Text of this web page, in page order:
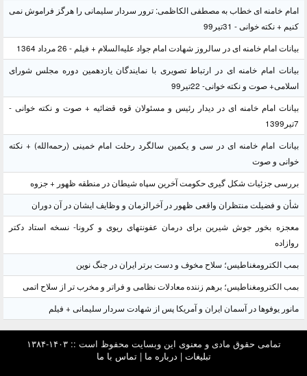
امام خامنه ای خطاب به مصطفی الکاظمی: ترور سردار سلیمانی را هرگز فراموش نمی
کنیم + نکته خوانی - 31تیر99
بیانات امام خامنه ای در سالروز شهادت امام جواد علیه‌السلام + فیلم - 26 مرداد 1364
بیانات امام خامنه ای در ارتباط تصویری با نمایندگان یازدهمین دوره مجلس شورای
اسلامی+ صوت و نکته خوانی- 22تیر99
بیانات امام خامنه ای در دیدار رئیس و مسئولان قوه قضائیه + صوت و نکته خوانی -
7تیر1399
بیانات امام خامنه ای در سی و یکمین سالگرد رحلت امام خمینی (رحمه‌الله) + نکته
خوانی و صوت
بررسی جزئیات شکل گیری حکومت آخرین سپاه شیطان در منطقه ظهور + جزوه
شأن و فضیلت منتظران واقعی ظهور در آخرالزمان و وظایف ایشان در آن دوران
معجزه بخور جوش شیرین برای درمان عفونتهای ریوی و کرونا- نسخه استاد دکتر
روازاده
بمب الکترومغناطیس؛ سلاح مخوف و دست برتر ایران در جنگ نوین
بمب الکترومغناطیس؛ برهم زننده معادلات نظامی و فراتر و مخرب تر از سلاح اتمی
مانور یوفوها در آسمان ایران و آمریکا پس از شهادت سردار سلیمانی + فیلم
تمامی حقوق مادی و معنوی این وبسایت محفوظ است :: ۱۴۰۳-۱۳۸۴
تبلیغات | درباره ما |تماس با ما